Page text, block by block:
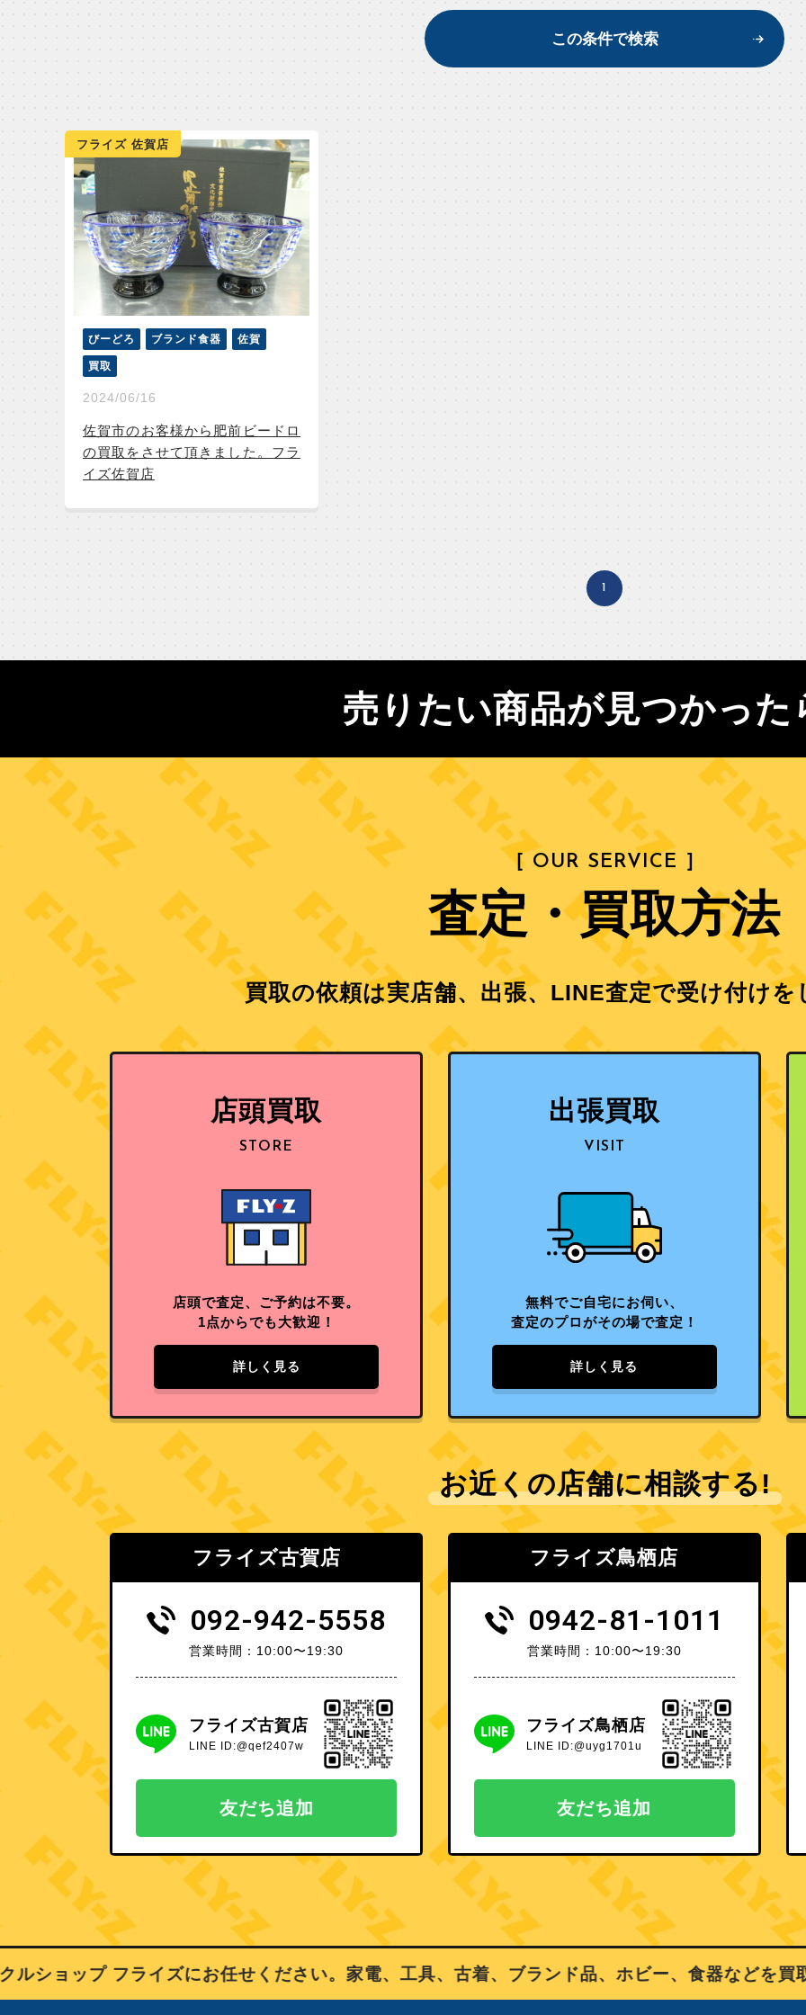
この条件で検索
フライズ 佐賀店
びーどろ ブランド食器 佐賀
買取
2024/06/16
佐賀市のお客様から肥前ビードロ
の買取をさせて頂きました。フラ
イズ佐賀店
1
売りたい商品が見つかっ
［ OUR SERVICE ］
査定・買取方法
買取の依頼は実店舗、出張、LINE査定で受け付けを
店頭買取
STORE
店頭で査定、ご予約は不要。
1点からでも大歓迎！
詳しく見る
出張買取
VISIT
無料でご自宅にお伺い、
査定のプロがその場で査定！
詳しく見る
お近くの店舗に相談する!
フライズ古賀店
092-942-5558
営業時間：10:00〜19:30
フライズ古賀店
LINE ID:@qef2407w
友だち追加
フライズ鳥栖店
0942-81-1011
営業時間：10:00〜19:30
フライズ鳥栖店
LINE ID:@uyg1701u
友だち追加
ョップ フライズにお任せください。家電、工具、古着、ブランド品、ホビー、食器などを買